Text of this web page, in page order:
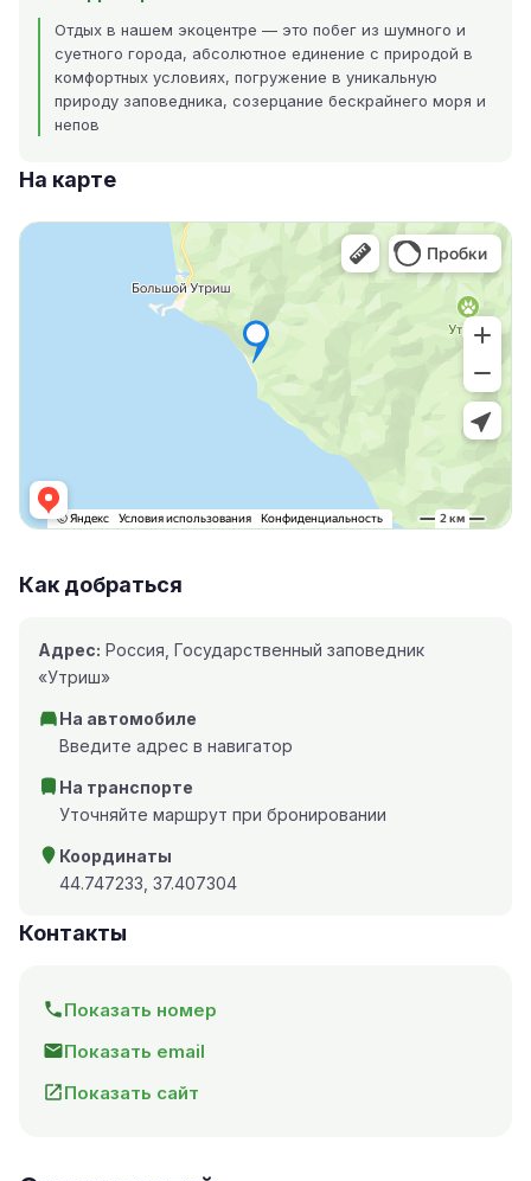
Отдых в нашем экоцентре — это побег из шумного и
суетного города, абсолютное единение с природой в
комфортных условиях, погружение в уникальную
природу заповедника, созерцание бескрайнего моря и
непов
На карте
Как добраться
Адрес: Россия, Государственный заповедник
«Утриш»
На автомобиле
Введите адрес в навигатор
На транспорте
Уточняйте маршрут при бронировании
Координаты
44.747233, 37.407304
Контакты
Показать номер
Показать email
Показать сайт